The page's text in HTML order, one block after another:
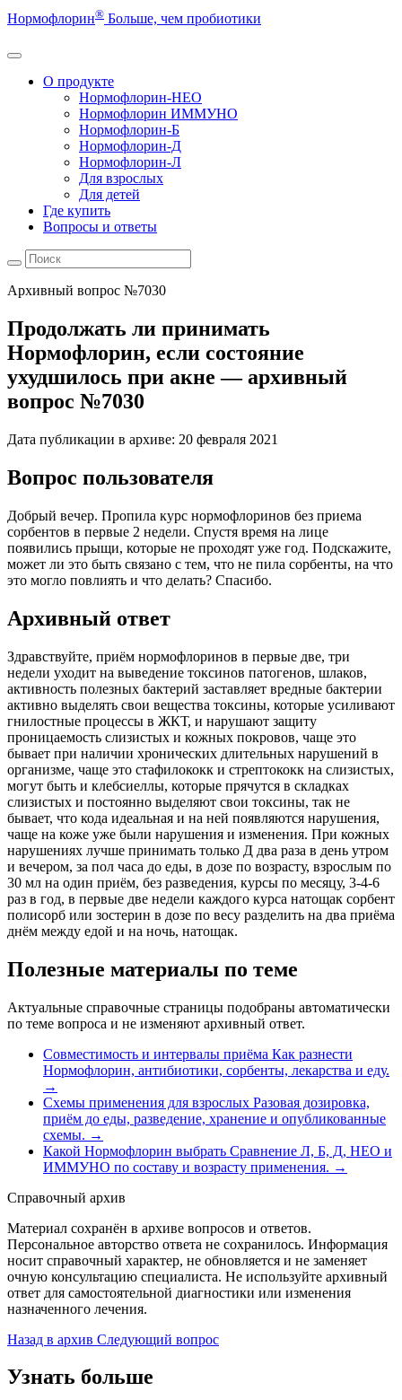
Нормофлорин® Больше, чем пробиотики
О продукте
Нормофлорин-НЕО
Нормофлорин ИММУНО
Нормофлорин-Б
Нормофлорин-Д
Нормофлорин-Л
Для взрослых
Для детей
Где купить
Вопросы и ответы
Архивный вопрос №7030
Продолжать ли принимать
Нормофлорин, если состояние
ухудшилось при акне — архивный
вопрос №7030
Дата публикации в архиве: 20 февраля 2021
Вопрос пользователя
Добрый вечер. Пропила курс нормофлоринов без приема
сорбентов в первые 2 недели. Спустя время на лице
появились прыщи, которые не проходят уже год. Подскажите,
может ли это быть связано с тем, что не пила сорбенты, на что
это могло повлиять и что делать? Спасибо.
Архивный ответ
Здравствуйте, приём нормофлоринов в первые две, три
недели уходит на выведение токсинов патогенов, шлаков,
активность полезных бактерий заставляет вредные бактерии
активно выделять свои вещества токсины, которые усиливают
гнилостные процессы в ЖКТ, и нарушают защиту
проницаемость слизистых и кожных покровов, чаще это
бывает при наличии хронических длительных нарушений в
организме, чаще это стафилококк и стрептококк на слизистых,
могут быть и клебсиеллы, которые прячутся в складках
слизистых и постоянно выделяют свои токсины, так не
бывает, что кода идеальная и на ней появляются нарушения,
чаще на коже уже были нарушения и изменения. При кожных
нарушениях лучше принимать только Д два раза в день утром
и вечером, за пол часа до еды, в дозе по возрасту, взрослым по
30 мл на один приём, без разведения, курсы по месяцу, 3-4-6
раз в год, в первые две недели каждого курса натощак сорбент
полисорб или зостерин в дозе по весу разделить на два приёма
днём между едой и на ночь, натощак.
Полезные материалы по теме
Актуальные справочные страницы подобраны автоматически
по теме вопроса и не изменяют архивный ответ.
Совместимость и интервалы приёма Как разнести
Нормофлорин, антибиотики, сорбенты, лекарства и еду.
→
Схемы применения для взрослых Разовая дозировка,
приём до еды, разведение, хранение и опубликованные
схемы. →
Какой Нормофлорин выбрать Сравнение Л, Б, Д, НЕО и
ИММУНО по составу и возрасту применения. →
Справочный архив
Материал сохранён в архиве вопросов и ответов.
Персональное авторство ответа не сохранилось. Информация
носит справочный характер, не обновляется и не заменяет
очную консультацию специалиста. Не используйте архивный
ответ для самостоятельной диагностики или изменения
назначенного лечения.
Назад в архив Следующий вопрос
Узнать больше